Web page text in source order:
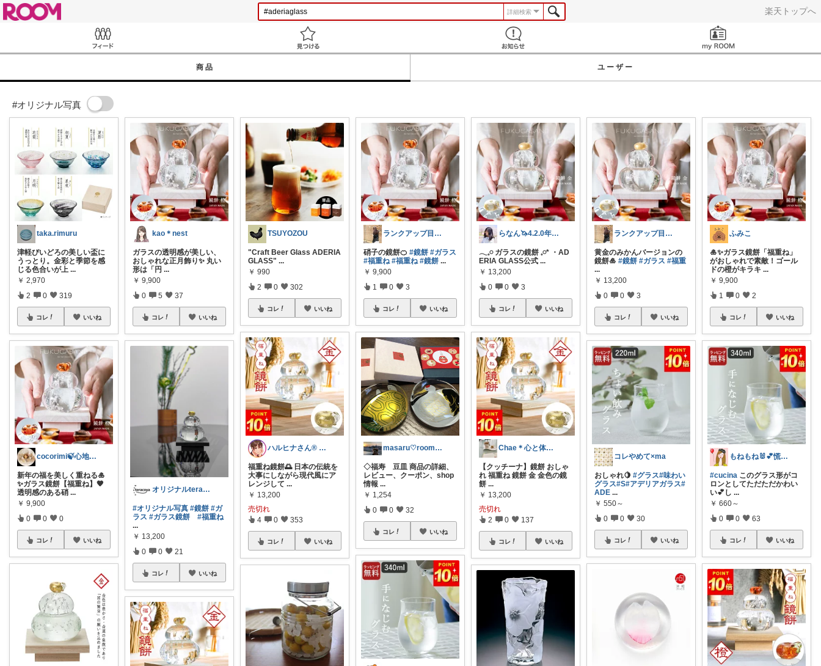
楽天トップへ
詳細検索
商品 ユーザー
#オリジナル写真
taka.rimuru
津軽びいどろの美しい盃に
うっとり。金彩と季節を感
じる色合いが上 ...
￥ 2,970
2 0 319
コレ いいね
cocorimi🍃心地よい暮らし
新年の福を美しく重ねる🎍
✨ガラス鏡餅【福重ね】🧡
透明感のある硝 ...
￥ 9,900
0 0 0
コレ いいね
kao＊nest
ガラスの透明感が美しい、
おしゃれな正月飾り✨ 丸い
形は「円 ...
￥ 9,900
0 5 37
コレ いいね
オリジナルteracoyaWORLD
#オリジナル写真 #鏡餅 #ガ
ラス #ガラス鏡餅
#福重ね
...
￥ 13,200
0 0 21
コレ いいね
TSUYOZOU
"Craft Beer Glass ADERIA
GLASS" ...
￥ 990
2 0 302
コレ いいね
ハルヒナさん®️ 『コレ❗️』歓迎
福重ね鏡餅🌅 日本の伝統を
大事にしながら現代風にア
レンジして ...
￥ 13,200
売切れ
4 0 353
コレ いいね
ランクアップ目指して今月頑張ります🔥
硝子の鏡餅🍊#鏡餅 #ガラス
#福重ね #福重ね #鏡餅 ...
￥ 9,900
1 0 3
コレ いいね
masaru♡room_5be
◇福寿 豆皿 商品の詳細、
レビュー、クーポン、shop
情報...
￥ 1,254
0 0 32
コレ いいね
らなん🦄4.2.0年子育児
𓂃𓈒𓏸 ガラスの鏡餅 𓈒𓏸* ・AD
ERIA GLASS公式 ...
￥ 13,200
0 0 3
コレ いいね
Chae＊心と体を健康に＊
【クッチーナ】鏡餅 おしゃ
れ 福重ね 鏡餅 金 金色の鏡
餅 ...
￥ 13,200
売切れ
2 0 137
コレ いいね
ランクアップ目指して今月頑張ります🔥
黄金のみかんバージョンの
鏡餅🎍#鏡餅 #ガラス #福重
...
￥ 13,200
0 0 3
コレ いいね
コレやめて×ma
おしゃれ🍋#グラス#味わい
グラス#S#アデリアガラス#
ADE ...
￥ 550～
0 0 30
コレ いいね
ふみこ
🎍✨ガラス鏡餅「福重ね」
がおしゃれで素敵！ゴール
ドの橙がキラキ ...
￥ 9,900
1 0 2
コレ いいね
もねもね🐰💕慌ててオリ写アップ💦
#cucina このグラス形がコ
ロンとしてただただかわい
い💕し ...
￥ 660～
0 0 63
コレ いいね